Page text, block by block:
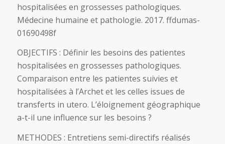
hospitalisées en grossesses pathologiques.
Médecine humaine et pathologie. 2017. ffdumas-
01690498f
OBJECTIFS : Définir les besoins des patientes
hospitalisées en grossesses pathologiques.
Comparaison entre les patientes suivies et
hospitalisées à l’Archet et les celles issues de
transferts in utero. L’éloignement géographique
a-t-il une influence sur les besoins ?
METHODES : Entretiens semi-directifs réalisés